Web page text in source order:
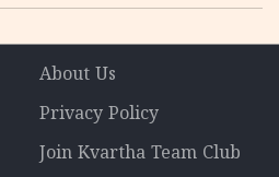
About Us
Privacy Policy
Join Kvartha Team Club